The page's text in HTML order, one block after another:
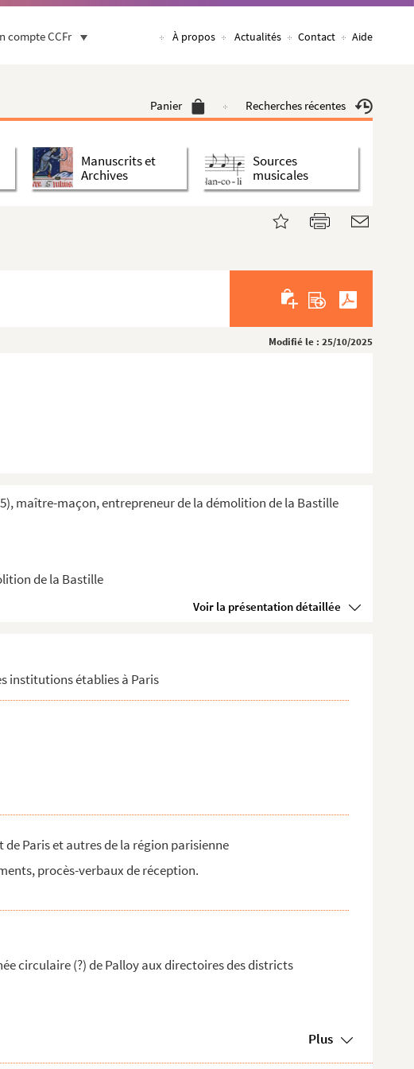
compte CCFr À propos Actualités Contact Aide
Panier Recherches récentes
Manuscrits et
Archives
Sources
musicales
Modifié le : 25/10/2025
maître-maçon, entrepreneur de la démolition de la Bastille
de la Bastille
Voir la présentation détaillée
institutions établies à Paris
de Paris et autres de la région parisienne
procès-verbaux de réception.
circulaire (?) de Palloy aux directoires des districts
Plus